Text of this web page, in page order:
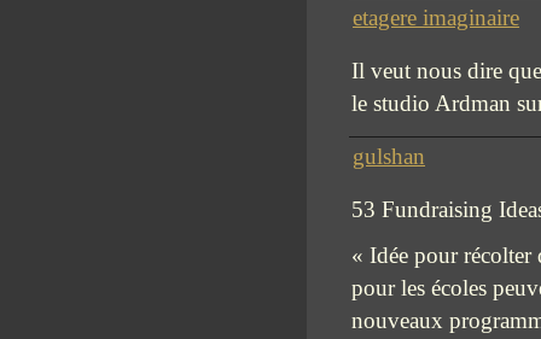
etagere imaginaire
Il veut nous dire
le studio Ardman
gulshan
53 Fundraising
« Idée pour récolter
pour les écoles
nouveaux